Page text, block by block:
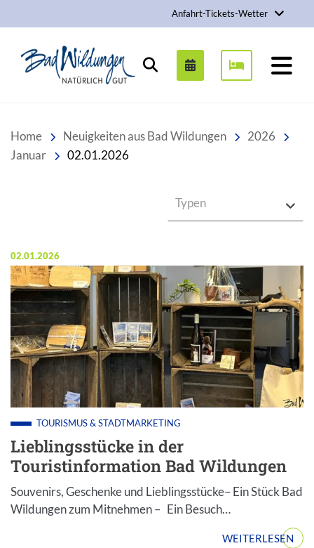
Anfahrt-Tickets-Wetter
Stadt Bad Wildungen
Suchen
Home Neuigkeiten aus Bad Wildungen
2026
Januar
02.01.2026
Typen
Veröffentlicht am:
02.01.2026
Lieblingsstücke in der
Touristinformation Bad Wildungen
TOURISMUS & STADTMARKETING
Souvenirs, Geschenke und Lieblingsstücke– Ein Stück Bad
Wildungen zum Mitnehmen – Ein Besuch…
WEITERLESEN